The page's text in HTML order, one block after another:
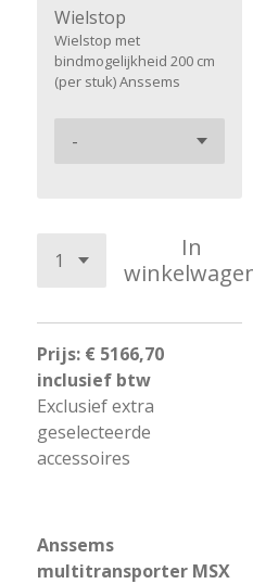
Wielstop
Wielstop met
bindmogelijkheid 200 cm
(per stuk) Anssems
In
Prijs: € 5166,70
inclusief btw
Exclusief extra
geselecteerde
accessoires
Anssems
multitransporter MSX